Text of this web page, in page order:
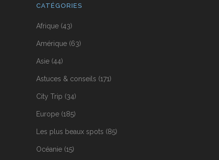
CATÉGORIES
Afrique (43)
Amérique (63)
Asie (44)
Astuces & conseils (171)
City Trip (34)
Europe (185)
Les plus beaux spots (85)
Océanie (15)